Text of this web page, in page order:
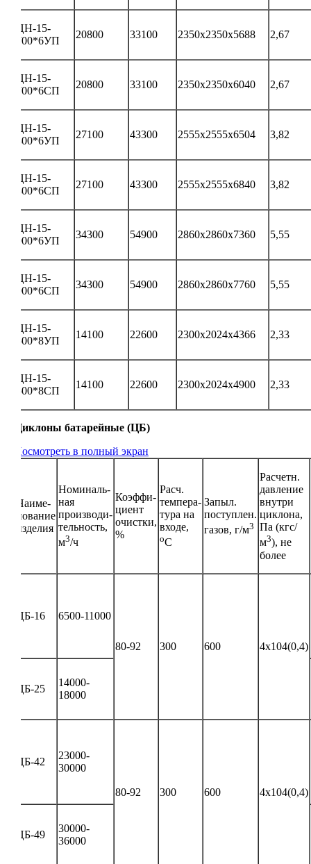
ЦН-15-
700*6УП
20800 33100 2350х2350х5688 2,67
ЦН-15-
700*6СП
20800 33100 2350х2350х6040 2,67
ЦН-15-
800*6УП
27100 43300 2555х2555х6504 3,82
ЦН-15-
800*6СП
27100 43300 2555х2555х6840 3,82
ЦН-15-
900*6УП
34300 54900 2860х2860х7360 5,55
ЦН-15-
900*6СП
34300 54900 2860х2860х7760 5,55
ЦН-15-
500*8УП
14100 22600 2300х2024х4366 2,33
ЦН-15-
500*8СП
14100 22600 2300х2024х4900 2,33
Циклоны батарейные (ЦБ)
Посмотреть в полный экран
Наиме-
нование
изделия
Номиналь-
ная
производи-
тельность,
м3/ч
Коэффи-
циент
очистки,
%
Расч.
темпера-
тура на
входе,
оС
Запыл.
поступлен.
газов, г/м3
Расчетн.
давление
внутри
циклона,
Па (кгс/
м3), не
более
ЦБ-16 6500-11000
80-92 300 600 4х104(0,4)
ЦБ-25
14000-
18000
ЦБ-42
23000-
30000
80-92 300 600 4х104(0,4)
ЦБ-49
30000-
36000